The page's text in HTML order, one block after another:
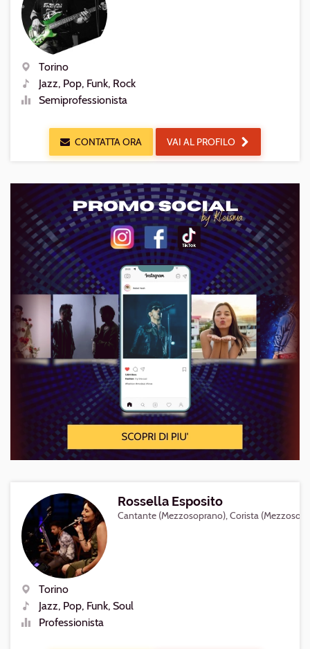
Luogo
Torino
Generi
Jazz, Pop, Funk, Rock
Semiprofessionista
CONTATTA ORA VAI AL PROFILO
Rossella Esposito
Cantante (Mezzosoprano), Corista
Luogo
Torino
Generi
Jazz, Pop, Funk, Soul
Professionista